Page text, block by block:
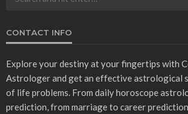
CONTACT INFO
Explore your destiny at your fingertips with
Astrologer and get an effective astrological
of life problems. From daily horoscope
prediction, from marriage to career